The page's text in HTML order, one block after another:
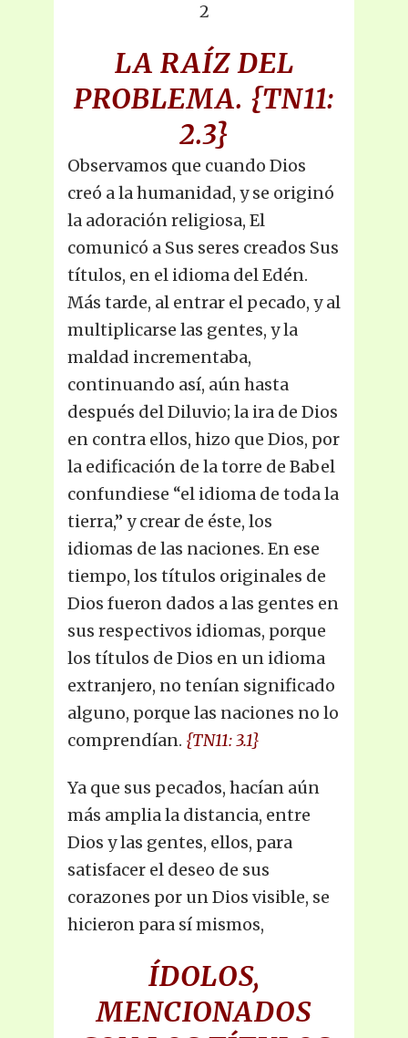
2
LA RAÍZ DEL
PROBLEMA. {TN11:
2.3}
Observamos que cuando Dios
creó a la humanidad, y se originó
la adoración religiosa, El
comunicó a Sus seres creados Sus
títulos, en el idioma del Edén.
Más tarde, al entrar el pecado, y al
multiplicarse las gentes, y la
maldad incrementaba,
continuando así, aún hasta
después del Diluvio; la ira de Dios
en contra ellos, hizo que Dios, por
la edificación de la torre de Babel
confundiese “el idioma de toda la
tierra,” y crear de éste, los
idiomas de las naciones. En ese
tiempo, los títulos originales de
Dios fueron dados a las gentes en
sus respectivos idiomas, porque
los títulos de Dios en un idioma
extranjero, no tenían significado
alguno, porque las naciones no lo
comprendían. {TN11: 3.1}
Ya que sus pecados, hacían aún
más amplia la distancia, entre
Dios y las gentes, ellos, para
satisfacer el deseo de sus
corazones por un Dios visible, se
hicieron para sí mismos,
ÍDOLOS,
MENCIONADOS